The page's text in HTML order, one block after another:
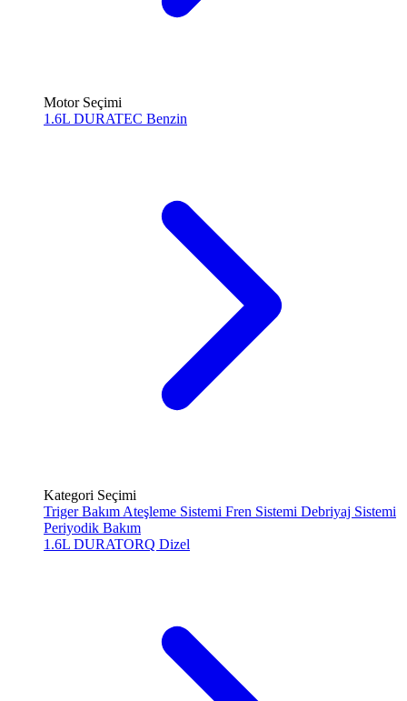
Motor Seçimi
1.6L DURATEC Benzin
Kategori Seçimi
Triger Bakım Ateşleme Sistemi Fren Sistemi Debriyaj Sistemi
Periyodik Bakım
1.6L DURATORQ Dizel